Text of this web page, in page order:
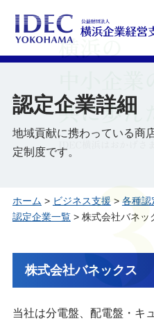
認定企業詳細
地域貢献に携わっている商
定制度です。
ホーム > ビジネス支援 > 各種認
認定企業一覧> 株式会社バネッ
株式会社バネックス
当社は分電盤、配電盤・キ